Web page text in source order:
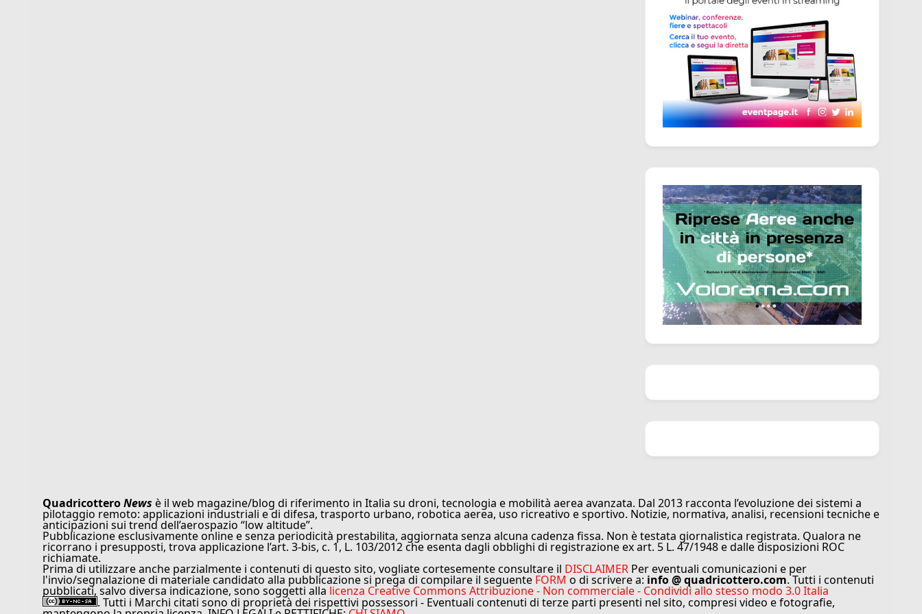
QuadricotteroNews è il web magazine/blog di riferimento in Italia su droni, tecnologia e mobilità aerea avanzata. Dal 2013 racconta l’evoluzione dei sistemi a
pilotaggio remoto: applicazioni industriali e di difesa, trasporto urbano, robotica aerea, uso ricreativo e sportivo. Notizie, normativa, analisi, recensioni tecniche e
anticipazioni sui trend dell’aerospazio “low altitude”.
Pubblicazione esclusivamente online e senza periodicità prestabilita, aggiornata senza alcuna cadenza fissa. Non è testata giornalistica registrata. Qualora ne
ricorrano i presupposti, trova applicazione l’art. 3-bis, c. 1, L. 103/2012 che esenta dagli obblighi di registrazione ex art. 5 L. 47/1948 e dalle disposizioni ROC
richiamate.
Prima di utilizzare anche parzialmente i contenuti di questo sito, vogliate cortesemente consultare il DISCLAIMER Per eventuali comunicazioni e per
l'invio/segnalazione di materiale candidato alla pubblicazione si prega di compilare il seguente FORM o di scrivere a: info @ quadricottero.com. Tutti i contenuti
pubblicati, salvo diversa indicazione, sono soggetti alla licenza Creative Commons Attribuzione - Non commerciale - Condividi allo stesso modo 3.0 Italia
. Tutti i Marchi citati sono di proprietà dei rispettivi possessori - Eventuali contenuti di terze parti presenti nel sito, compresi video e fotografie,